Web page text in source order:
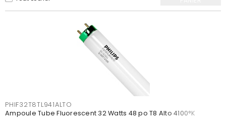
PHIF32T8TL941ALTO
Ampoule Tube Fluorescent 32 Watts 48 po T8 Alto 4100°K